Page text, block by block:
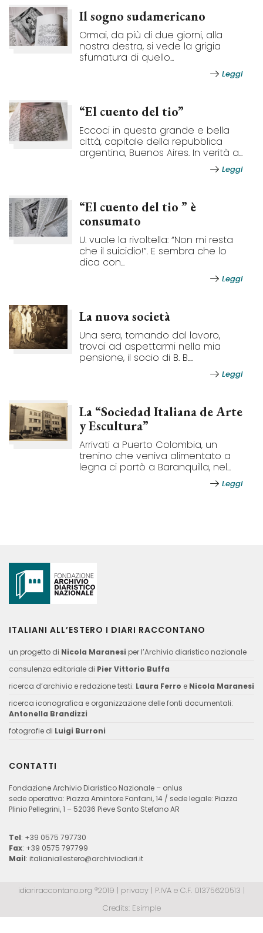
Il sogno sudamericano
Ormai, da più di due giorni, alla
nostra destra, si vede la grigia
sfumatura di quello...
Leggi
“El cuento del tio”
Eccoci in questa grande e bella
città, capitale della repubblica
argentina, Buenos Aires. In verità a...
Leggi
“El cuento del tio ” è
consumato
U. vuole la rivoltella: “Non mi resta
che il suicidio!”. E sembra che lo
dica con...
Leggi
La nuova società
Una sera, tornando dal lavoro,
trovai ad aspettarmi nella mia
pensione, il socio di B. B....
Leggi
La “Sociedad Italiana de Arte
y Escultura”
Arrivati a Puerto Colombia, un
trenino che veniva alimentato a
legna ci portò a Baranquilla, nel...
Leggi
ITALIANI ALL’ESTERO I DIARI RACCONTANO
un progetto di Nicola Maranesi per l’Archivio diaristico nazionale
consulenza editoriale di Pier Vittorio Buffa
ricerca d’archivio e redazione testi: Laura Ferro e Nicola Maranesi
ricerca iconografica e organizzazione delle fonti documentali:
Antonella Brandizzi
fotografie di Luigi Burroni
CONTATTI
Fondazione Archivio Diaristico Nazionale – onlus
sede operativa: Piazza Amintore Fanfani, 14 / sede legale: Piazza
Plinio Pellegrini, 1 – 52036 Pieve Santo Stefano AR
Tel: +39 0575 797730
Fax: +39 0575 797799
Mail: italianiallestero@archiviodiari.it
idiariraccontano.org ®2019 | privacy | P.IVA e C.F. 01375620513 |
Credits: Esimple